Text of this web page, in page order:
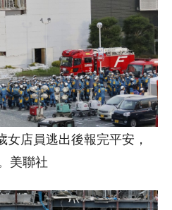
店員逃出後報完平安，
美聯社